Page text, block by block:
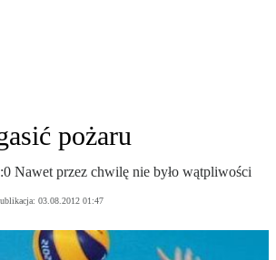
pożaru
Nawet przez chwilę nie było wątpliwości
03.08.2012 01:47